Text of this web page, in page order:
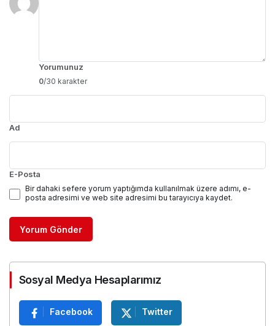
Yorumunuz
0/30 karakter
Ad
E-Posta
Bir dahaki sefere yorum yaptığımda kullanılmak üzere adımı, e-
posta adresimi ve web site adresimi bu tarayıcıya kaydet.
Yorum Gönder
Sosyal Medya Hesaplarımız
Facebook Twitter